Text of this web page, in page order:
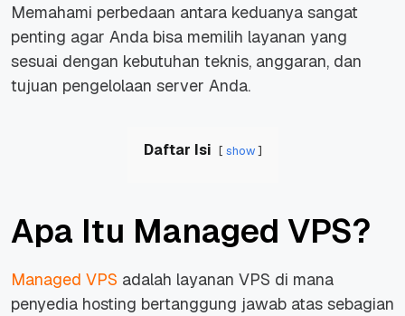
Memahami perbedaan antara keduanya sangat
penting agar Anda bisa memilih layanan yang
sesuai dengan kebutuhan teknis, anggaran, dan
tujuan pengelolaan server Anda.
Daftar Isi show
Apa Itu Managed VPS?
Managed VPS adalah layanan VPS di mana
penyedia hosting bertanggung jawab atas sebagian